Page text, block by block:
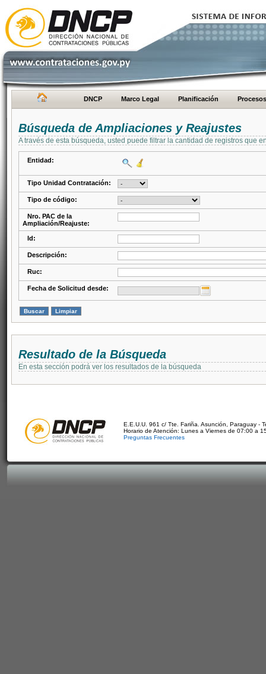
DNCP Marco Legal Planificación Procesos
Búsqueda de Ampliaciones y Reajustes
A través de esta búsqueda, usted puede filtrar la cantidad de registros que
Entidad:
Tipo Unidad Contratación:
Tipo de código:
Nro. PAC de la
Ampliación/Reajuste:
Id:
Descripción:
Ruc:
Fecha de Solicitud desde:
Resultado de la Búsqueda
En esta sección podrá ver los resultados de la búsqueda
E.E.U.U. 961 c/ Tte. Fariña. Asunción, Paraguay -
Horario de Atención: Lunes a Viernes de 07:00 a
Preguntas Frecuentes